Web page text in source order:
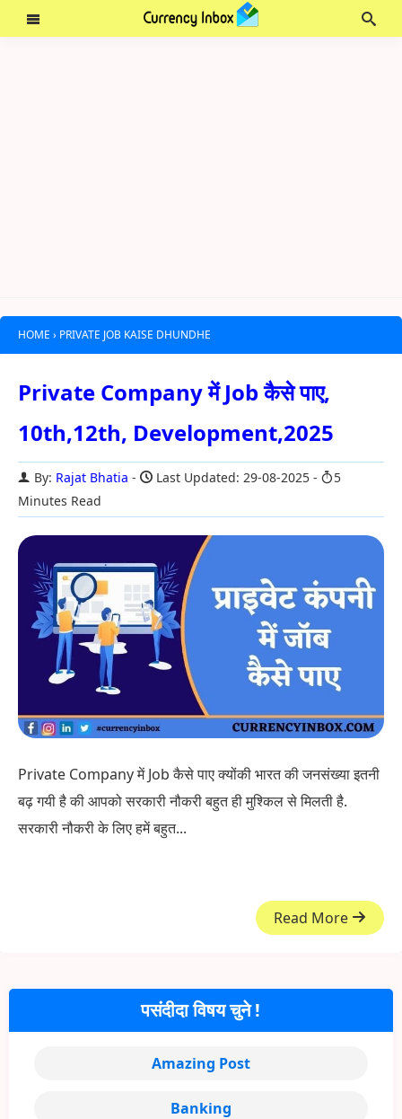
HOME › PRIVATE JOB KAISE DHUNDHE
Private Company में Job कैसे पाए,
10th,12th, Development,2025
By: Rajat Bhatia Last Updated: 29-08-2025
5
Minutes Read
Private Company में Job कैसे पाए क्योंकी भारत की जनसंख्या इतनी
बढ़ गयी है की आपको सरकारी नौकरी बहुत ही मुश्किल से मिलती है.
सरकारी नौकरी के लिए हमें बहुत...
Read More
पसंदीदा विषय चुने !
Amazing Post
Banking